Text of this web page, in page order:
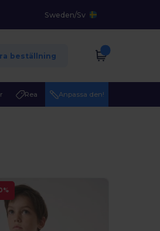
Sweden/Sv
beställning
Rea Anpassa den!